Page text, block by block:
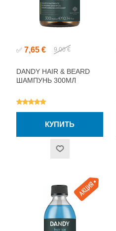
✅ 7,65 € 9,00 €
DANDY HAIR & BEARD
ШАМПУНЬ 300МЛ